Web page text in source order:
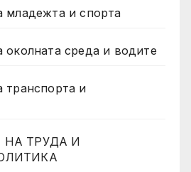
младежта и спорта
околната среда и водите
транспорта и
НА ТРУДА И